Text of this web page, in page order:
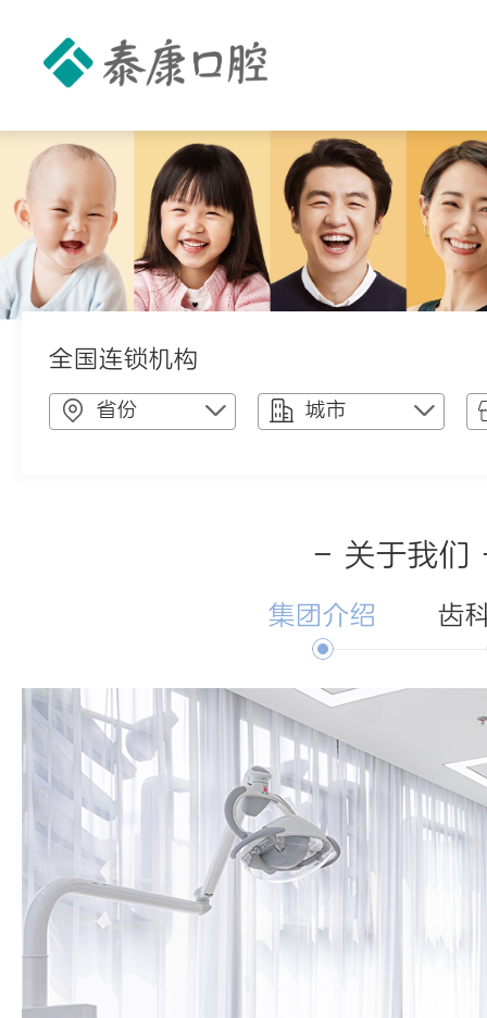
全国连锁机构
省份 城市
- 关于我
集团介绍 齿